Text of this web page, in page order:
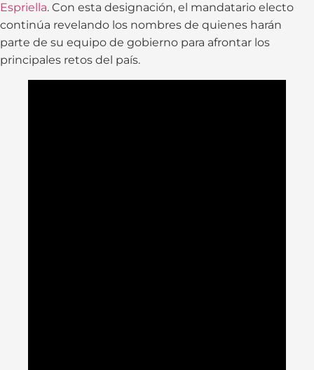
Espriella. Con esta designación, el mandatario electo
continúa revelando los nombres de quienes harán
parte de su equipo de gobierno para afrontar los
principales retos del país.